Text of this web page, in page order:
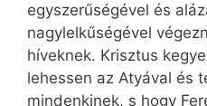
egyszerűségével és
nagylelkűségével
híveknek. Krisztus
lehessen az Atyával és
mindenkinek, s hogy